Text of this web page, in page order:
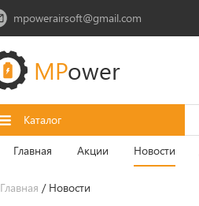
mpowerairsoft@gmail.com
MPower
Каталог
Главная Акции Новости
Главная / Новости